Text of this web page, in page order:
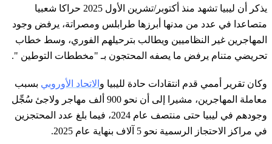
يذكر أن ليبيا تشهد منذ أكتوبر/تشرين الأول 2025 حراكا شعبيا
متصاعدا في عدد من مدنها أبرزها طرابلس ومصراتة، يرفض وجود
المهاجرين غير النظاميين ويطالب بترحيلهم الفوري، وسط خطاب
تحريضي متنام يرفض ما يصفه المحتجون بـ "مخططات التوطين ".
وكان تقرير أممي قدم انتقادات حادة لليبيا و الاتحاد الأوروبي بسبب
معاملة المهاجرين، مشيرا إلى أن نحو 900 ألف مهاجر ولاجئ سُجِّل
وجودهم في ليبيا حتى منتصف عام 2024، فيما بلغ عدد المحتجزين
في مراكز الاحتجاز الرسمية نحو 5 آلاف بنهاية عام 2025.